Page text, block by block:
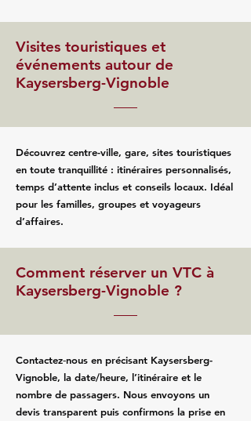
Visites touristiques et
événements autour de
Kaysersberg-Vignoble
Découvrez centre-ville, gare, sites touristiques
en toute tranquillité : itinéraires personnalisés,
temps d’attente inclus et conseils locaux. Idéal
pour les familles, groupes et voyageurs
d’affaires.
Comment réserver un VTC à
Kaysersberg-Vignoble ?
Contactez‑nous en précisant Kaysersberg-
Vignoble, la date/heure, l’itinéraire et le
nombre de passagers. Nous envoyons un
devis transparent puis confirmons la prise en